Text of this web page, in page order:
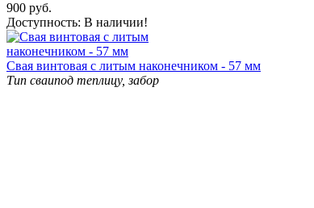
900 руб.
Доступность: В наличии!
Свая винтовая с литым наконечником - 57 мм
Тип сваипод теплицу, забор